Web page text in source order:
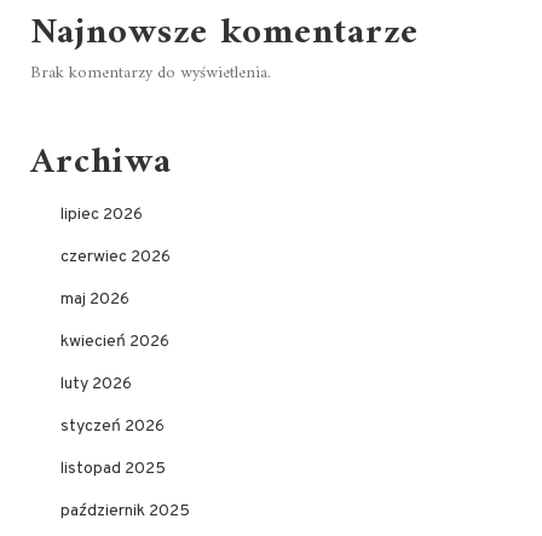
Najnowsze komentarze
Brak komentarzy do wyświetlenia.
Archiwa
lipiec 2026
czerwiec 2026
maj 2026
kwiecień 2026
luty 2026
styczeń 2026
listopad 2025
październik 2025